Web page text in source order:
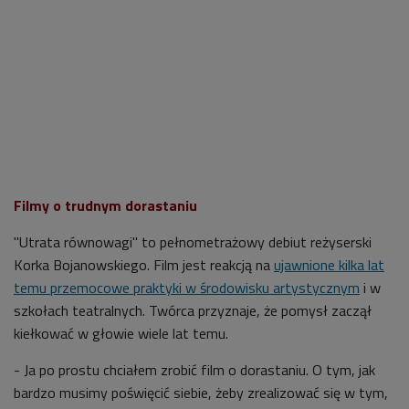
Filmy o trudnym dorastaniu
"Utrata równowagi" to pełnometrażowy debiut reżyserski
Korka Bojanowskiego. Film jest reakcją naujawnione kilka lat
temu przemocowe praktyki w środowisku artystycznym i w
szkołach teatralnych. Twórca przyznaje, że pomysł zaczął
kiełkować w głowie wiele lat temu.
- Ja po prostu chciałem zrobić film o dorastaniu. O tym, jak
bardzo musimy poświęcić siebie, żeby zrealizować się w tym,